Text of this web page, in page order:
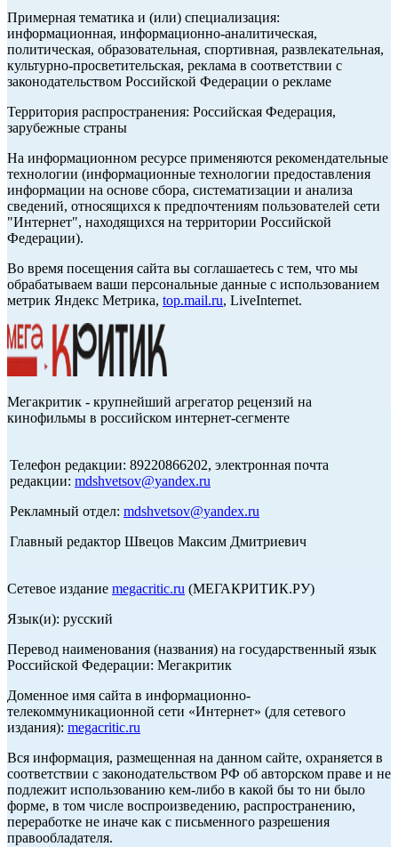
Примерная тематика и (или) специализация:
информационная, информационно-аналитическая,
политическая, образовательная, спортивная, развлекательная,
культурно-просветительская, реклама в соответствии с
законодательством Российской Федерации о рекламе
Территория распространения: Российская Федерация,
зарубежные страны
На информационном ресурсе применяются рекомендательные
технологии (информационные технологии предоставления
информации на основе сбора, систематизации и анализа
сведений, относящихся к предпочтениям пользователей сети
"Интернет", находящихся на территории Российской
Федерации).
Во время посещения сайта вы соглашаетесь с тем, что мы
обрабатываем ваши персональные данные с использованием
метрик Яндекс Метрика, top.mail.ru, LiveInternet.
Мегакритик - крупнейший агрегатор рецензий на
кинофильмы в российском интернет-сегменте
Телефон редакции: 89220866202, электронная почта
редакции: mdshvetsov@yandex.ru
Рекламный отдел: mdshvetsov@yandex.ru
Главный редактор Швецов Максим Дмитриевич
Сетевое издание megacritic.ru (МЕГАКРИТИК.РУ)
Язык(и): русский
Перевод наименования (названия) на государственный язык
Российской Федерации: Мегакритик
Доменное имя сайта в информационно-
телекоммуникационной сети «Интернет» (для сетевого
издания): megacritic.ru
Вся информация, размещенная на данном сайте, охраняется в
соответствии с законодательством РФ об авторском праве и не
подлежит использованию кем-либо в какой бы то ни было
форме, в том числе воспроизведению, распространению,
переработке не иначе как с письменного разрешения
правообладателя.